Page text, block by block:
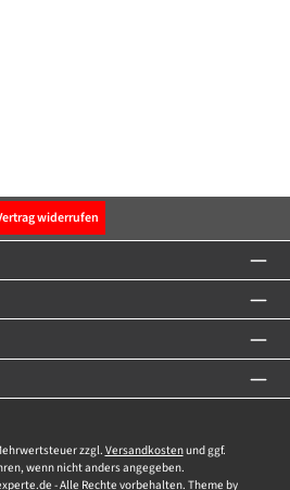
widerrufen
zzgl. Versandkostenund ggf.
wenn nicht anders angegeben.
- Alle Rechte vorbehalten. Theme by